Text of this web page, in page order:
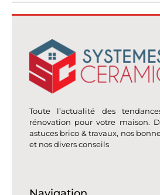
Toute l’actualité des
rénovation pour votre maison.
astuces brico & travaux, nos
et nos divers conseils